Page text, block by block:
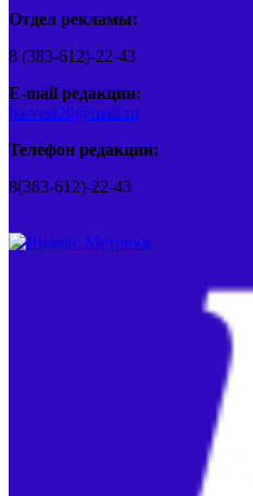
Отдел рекламы:
8 (383-612)-22-43
E-mail редакции:
barvest20@mail.ru
Телефон редакции:
8(383-612)-22-43